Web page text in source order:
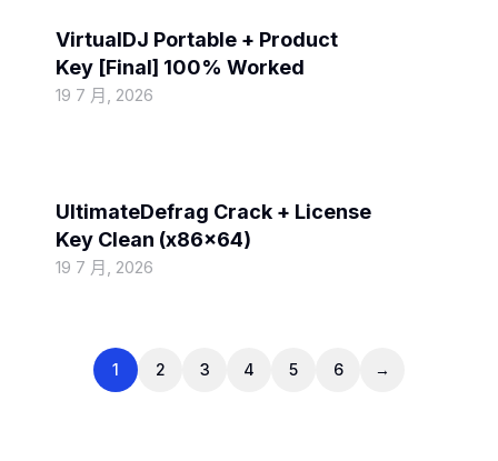
VirtualDJ Portable + Product
Key [Final] 100% Worked
19 7 月, 2026
UltimateDefrag Crack + License
Key Clean (x86x64)
19 7 月, 2026
1 2 3 4 5 6 →